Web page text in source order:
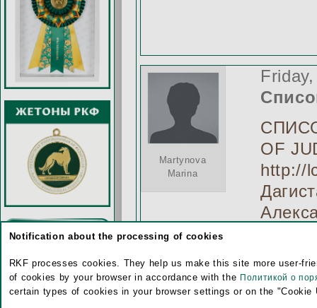
Martynova
Marina
OF
http://
Notification about the processing of cookies
RKF processes cookies. They help us make this site more user-
of cookies by your browser in accordance with the Политикой о
certain types of cookies in your browser settings or on the "Cookie